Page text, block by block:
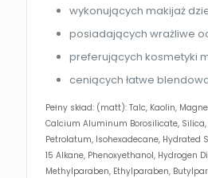
wykonujących makijaż
posiadających wrażliwe
preferujących kosmetyki
ceniących łatwe
Pełny skład: (matt): Talc, Kaolin,
Calcium Aluminum Borosilicate,
Petrolatum, Isohexadecane, Hydrated
15 Alkane, Phenoxyethanol, Hydrogen
Methylparaben, Ethylparaben,